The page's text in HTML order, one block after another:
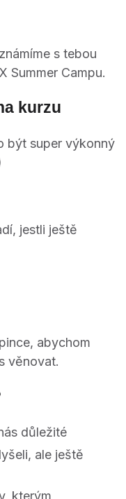
s tebou
Summer Campu.
kurzu
být super výkonný
jestli ještě
abychom
věnovat.
důležité
ale ještě
kterým